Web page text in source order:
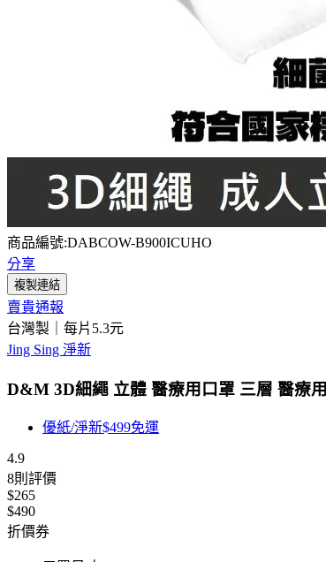
商品編號:DABCOW-B900ICUHO
分享
複製連結
賣貴通報
台灣製｜每片5.3元
Jing Sing 淨新
D&M 3D細繩 立體 醫療用口罩 三層 醫療
優紙/淨新$499免運
4.9
8則評價
$265
$490
折價券